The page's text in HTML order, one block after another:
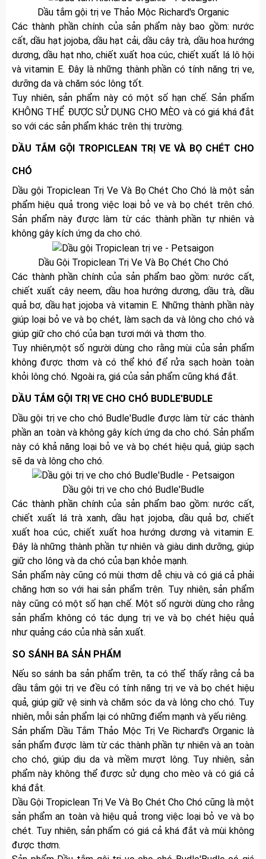
Dầu tắm gội trị ve Thảo Mộc Richard's Organic
Các thành phần chính của sản phẩm này bao gồm: nước
cất, dầu hạt jojoba, dầu hạt cải, dầu cây trà, dầu hoa hướng
dương, dầu hạt nho, chiết xuất hoa cúc, chiết xuất lá lô hội
và vitamin E. Đây là những thành phần có tính năng trị ve,
dưỡng da và chăm sóc lông tốt.
Tuy nhiên, sản phẩm này có một số hạn chế. Sản phẩm
KHÔNG THỂ ĐƯỢC SỬ DỤNG CHO MÈO và có giá khá đắt
so với các sản phẩm khác trên thị trường.
DẦU TẮM GỘI TROPICLEAN TRỊ VE VÀ BỌ CHÉT CHO
CHÓ
Dầu gội Tropiclean Trị Ve Và Bọ Chét Cho Chó là một sản
phẩm hiệu quả trong việc loại bỏ ve và bọ chét trên chó.
Sản phẩm này được làm từ các thành phần tự nhiên và
không gây kích ứng da cho chó.
Dầu Gội Tropiclean Trị Ve Và Bọ Chét Cho Chó
Các thành phần chính của sản phẩm bao gồm: nước cất,
chiết xuất cây neem, dầu hoa hướng dương, dầu trà, dầu
quả bơ, dầu hạt jojoba và vitamin E. Những thành phần này
giúp loại bỏ ve và bọ chét, làm sạch da và lông cho chó và
giúp giữ cho chó của bạn tươi mới và thơm tho.
Tuy nhiên,một số người dùng cho rằng mùi của sản phẩm
không được thơm và có thể khó để rửa sạch hoàn toàn
khỏi lông chó. Ngoài ra, giá của sản phẩm cũng khá đắt.
DẦU TẮM GỘI TRỊ VE CHO CHÓ BUDLE'BUDLE
Dầu gội trị ve cho chó Budle'Budle được làm từ các thành
phần an toàn và không gây kích ứng da cho chó. Sản phẩm
này có khả năng loại bỏ ve và bọ chét hiệu quả, giúp sạch
sẽ da và lông cho chó.
Dầu gội trị ve cho chó Budle'Budle
Các thành phần chính của sản phẩm bao gồm: nước cất,
chiết xuất lá trà xanh, dầu hạt jojoba, dầu quả bơ, chiết
xuất hoa cúc, chiết xuất hoa hướng dương và vitamin E.
Đây là những thành phần tự nhiên và giàu dinh dưỡng, giúp
giữ cho lông và da chó của bạn khỏe mạnh.
Sản phẩm này cũng có mùi thơm dễ chịu và có giá cả phải
chăng hơn so với hai sản phẩm trên. Tuy nhiên, sản phẩm
này cũng có một số hạn chế. Một số người dùng cho rằng
sản phẩm không có tác dụng trị ve và bọ chét hiệu quả
như quảng cáo của nhà sản xuất.
SO SÁNH BA SẢN PHẨM
Nếu so sánh ba sản phẩm trên, ta có thể thấy rằng cả ba
dầu tắm gội trị ve đều có tính năng trị ve và bọ chét hiệu
quả, giúp giữ vệ sinh và chăm sóc da và lông cho chó. Tuy
nhiên, mỗi sản phẩm lại có những điểm mạnh và yếu riêng.
Sản phẩm Dầu Tắm Thảo Mộc Trị Ve Richard's Organic là
sản phẩm được làm từ các thành phần tự nhiên và an toàn
cho chó, giúp dịu da và mềm mượt lông. Tuy nhiên, sản
phẩm này không thể được sử dụng cho mèo và có giá cả
khá đắt.
Dầu Gội Tropiclean Trị Ve Và Bọ Chét Cho Chó cũng là một
sản phẩm an toàn và hiệu quả trong việc loại bỏ ve và bọ
chét. Tuy nhiên, sản phẩm có giá cả khá đắt và mùi không
được thơm.